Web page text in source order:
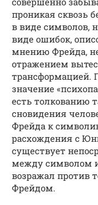
проникая сквозь
в виде символов,
виде ошибок,
мнению Фрейда,
отражением
трансформацией.
значение
есть толкованию
сновидения
Фрейда к
расхождения с
существует
между символом
возражал против
Фрейдом.